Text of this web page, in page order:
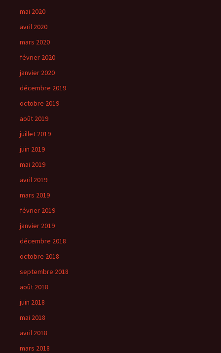
mai 2020
avril 2020
mars 2020
février 2020
janvier 2020
décembre 2019
octobre 2019
août 2019
juillet 2019
juin 2019
mai 2019
avril 2019
mars 2019
février 2019
janvier 2019
décembre 2018
octobre 2018
septembre 2018
août 2018
juin 2018
mai 2018
avril 2018
mars 2018